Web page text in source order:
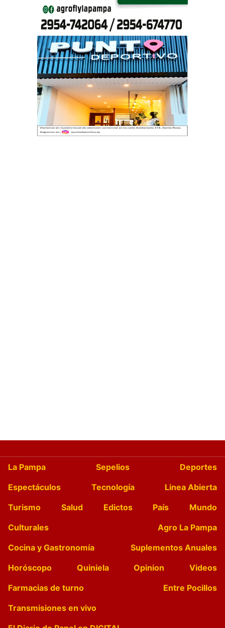
La Pampa Sepelios
Deportes
Espectáculos
Tecnología
Linea Abierta
Turismo
Salud Edictos País
Mundo
Culturales
Agro La Pampa
Cocina y Gastronomía
Suplementos Anuales
Horóscopo
Quiniela Opinion
Videos
Farmacias de turno
Entre Pocillos
Transmisiones en vivo